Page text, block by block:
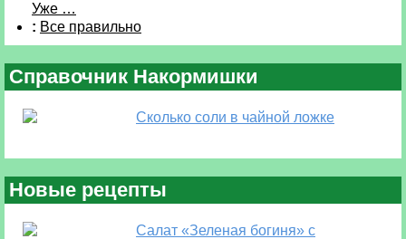
Уже …
: Все правильно
Справочник Накормишки
Сколько соли в чайной ложке
Новые рецепты
Салат «Зеленая богиня» с